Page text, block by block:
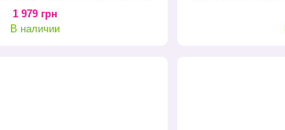
1 979 грн
В наличии